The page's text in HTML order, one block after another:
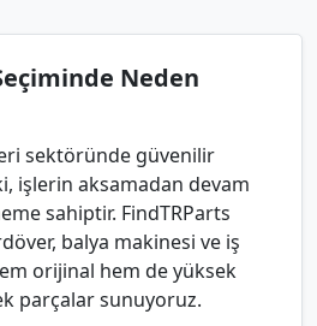
Neden
sektöründe güvenilir
işlerin aksamadan devam
sahiptir. FindTRParts
balya makinesi ve iş
orijinal hem de yüksek
parçalar sunuyoruz.